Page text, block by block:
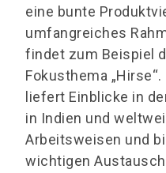
eine bunte
umfangreiches
findet zum Beispiel
Fokusthema
liefert Einblicke in
in Indien und
Arbeitsweisen und
wichtigen